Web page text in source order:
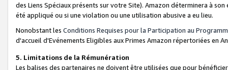
des Liens Spéciaux présents sur votre Site). Amazon déterminera à
été appliqué ou si une violation ou une utilisation abusive a eu lieu.
Nonobstant les Conditions Requises pour la Participation au
d'accueil d'Evénements Eligibles aux Primes Amazon répertoriées en
5. Limitations de la Rémunération
Les balises des partenaires ne doivent être utilisées que pour